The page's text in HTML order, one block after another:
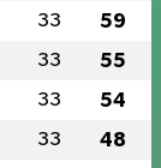
33 59
33 55
33 54
33 48